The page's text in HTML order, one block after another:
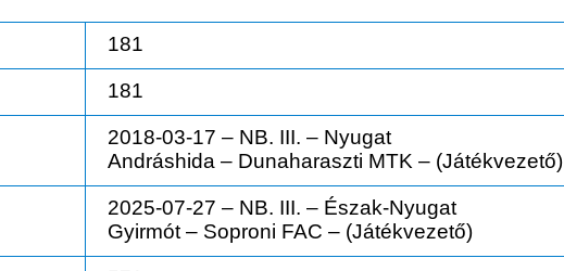
181
181
2018-03-17 – NB. III. – Nyugat
Andráshida – Dunaharaszti MTK – (Játékvezető)
2025-07-27 – NB. III. – Észak-Nyugat
Gyirmót – Soproni FAC – (Játékvezető)